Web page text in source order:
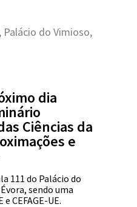
Palácio do Vimioso,
dia
Ciências da
e
111 do Palácio do
sendo uma
CEFAGE-UE.